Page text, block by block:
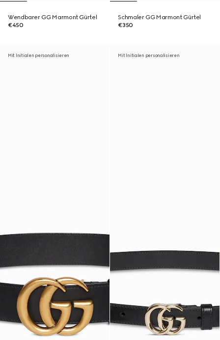
Wendbarer GG Marmont Gürtel
€450
Schmaler GG Marmont Gürtel
€350
Mit Initialen personalisieren Mit Initialen personalisieren